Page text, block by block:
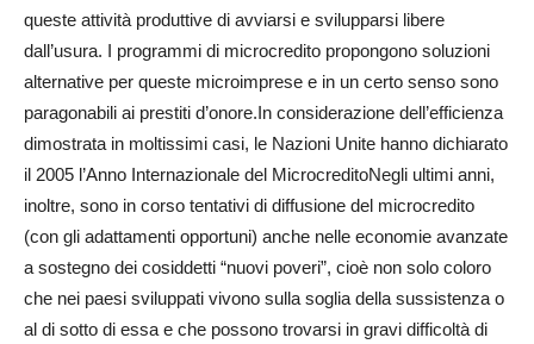
queste attività produttive di avviarsi e svilupparsi libere
dall’usura. I programmi di microcredito propongono soluzioni
alternative per queste microimprese e in un certo senso sono
paragonabili ai prestiti d’onore.In considerazione dell’efficienza
dimostrata in moltissimi casi, le Nazioni Unite hanno dichiarato
il 2005 l’Anno Internazionale del MicrocreditoNegli ultimi anni,
inoltre, sono in corso tentativi di diffusione del microcredito
(con gli adattamenti opportuni) anche nelle economie avanzate
a sostegno dei cosiddetti “nuovi poveri”, cioè non solo coloro
che nei paesi sviluppati vivono sulla soglia della sussistenza o
al di sotto di essa e che possono trovarsi in gravi difficoltà di